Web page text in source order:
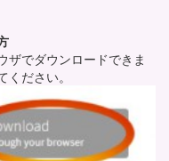
ザでダウンロードできま
ださい。